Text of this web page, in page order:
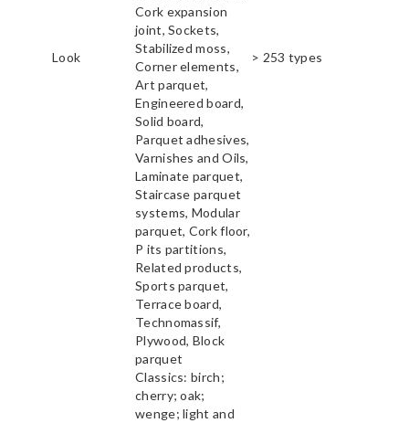
Look
Cork expansion
joint, Sockets,
Stabilized moss,
Corner elements,
Art parquet,
Engineered board,
Solid board,
Parquet adhesives,
Varnishes and Oils,
Laminate parquet,
Staircase parquet
systems, Modular
parquet, Cork floor,
P its partitions,
Related products,
Sports parquet,
Terrace board,
Technomassif,
Plywood, Block
parquet
> 253 types
Classics: birch;
cherry; oak;
wenge; light and